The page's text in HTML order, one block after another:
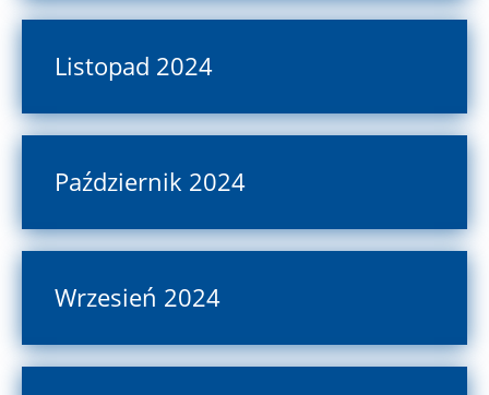
Listopad 2024
Październik 2024
Wrzesień 2024